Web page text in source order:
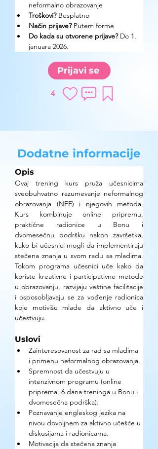
neformalno obrazovanje
Troškovi? Besplatno
Način prijave? Putem forme
Do kada su otvorene prijave? Do 1.
januara 2026.
Prijavi se
4
Dodatne informacije
Opis
Ovaj trening kurs pruža učesnicima
sveobuhvatno razumevanje neformalnog
obrazovanja (NFE) i njegovih metoda.
Kurs kombinuje online pripremu,
praktične radionice u Bonu i
dvomesečnu podršku nakon završetka,
kako bi učesnici mogli da implementiraju
stečena znanja u svom radu sa mladima.
Tokom programa učesnici uče kako da
koriste kreativne i participativne metode
u obrazovanju, razvijaju veštine facilitacije
i osposobljavaju se za vođenje radionica
koje motivišu mlade da aktivno uče i
učestvuju.
Uslovi
Zainteresovanost za rad sa mladima
i primenu neformalnog obrazovanja.
Spremnost da učestvuju u
intenzivnom programu (online
priprema, 6 dana treninga u Bonu i
dvomesečna podrška).
Poznavanje engleskog jezika na
nivou dovoljnem za aktivno učešće u
diskusijama i radionicama.
Motivacija da stečena znanja